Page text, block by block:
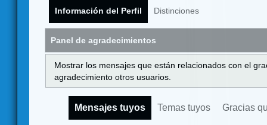
Información del Perfil Distinciones
Panel de agradecimientos
Mostrar los mensajes que están relacionados con el
agradecimiento otros usuarios.
Mensajes tuyos Temas tuyos Gracias